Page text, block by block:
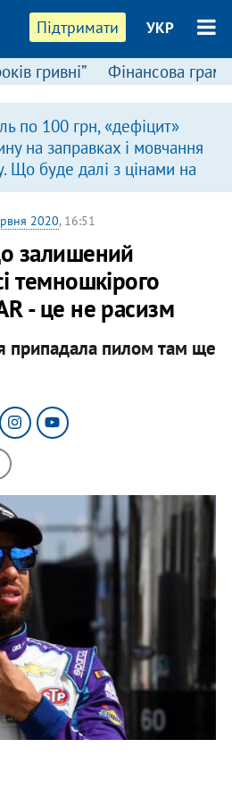
Підтримати УКР
гривні” Фінансова
по 100 грн, «дефіцит»
на заправках і мовчання
Що буде далі з цінами на
2020, 16:51
залишений
темношкірого
- це не расизм
припадала пилом там ще